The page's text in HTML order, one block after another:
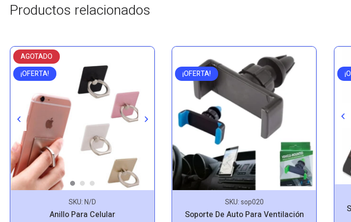
Productos relacionados
AGOTADO
¡OFERTA!
SKU:N/D
Anillo Para Celular
¡OFERTA!
SKU:sop020
Soporte De Auto Para Ventilación